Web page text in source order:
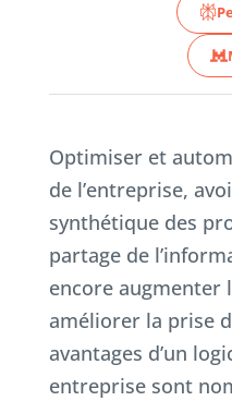
Optimiser et
de l’entreprise,
synthétique des
partage de
encore augmenter
améliorer la prise
avantages d’un
entreprise sont